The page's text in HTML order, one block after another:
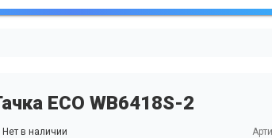
ECO WB6418S-2
Нет в наличии